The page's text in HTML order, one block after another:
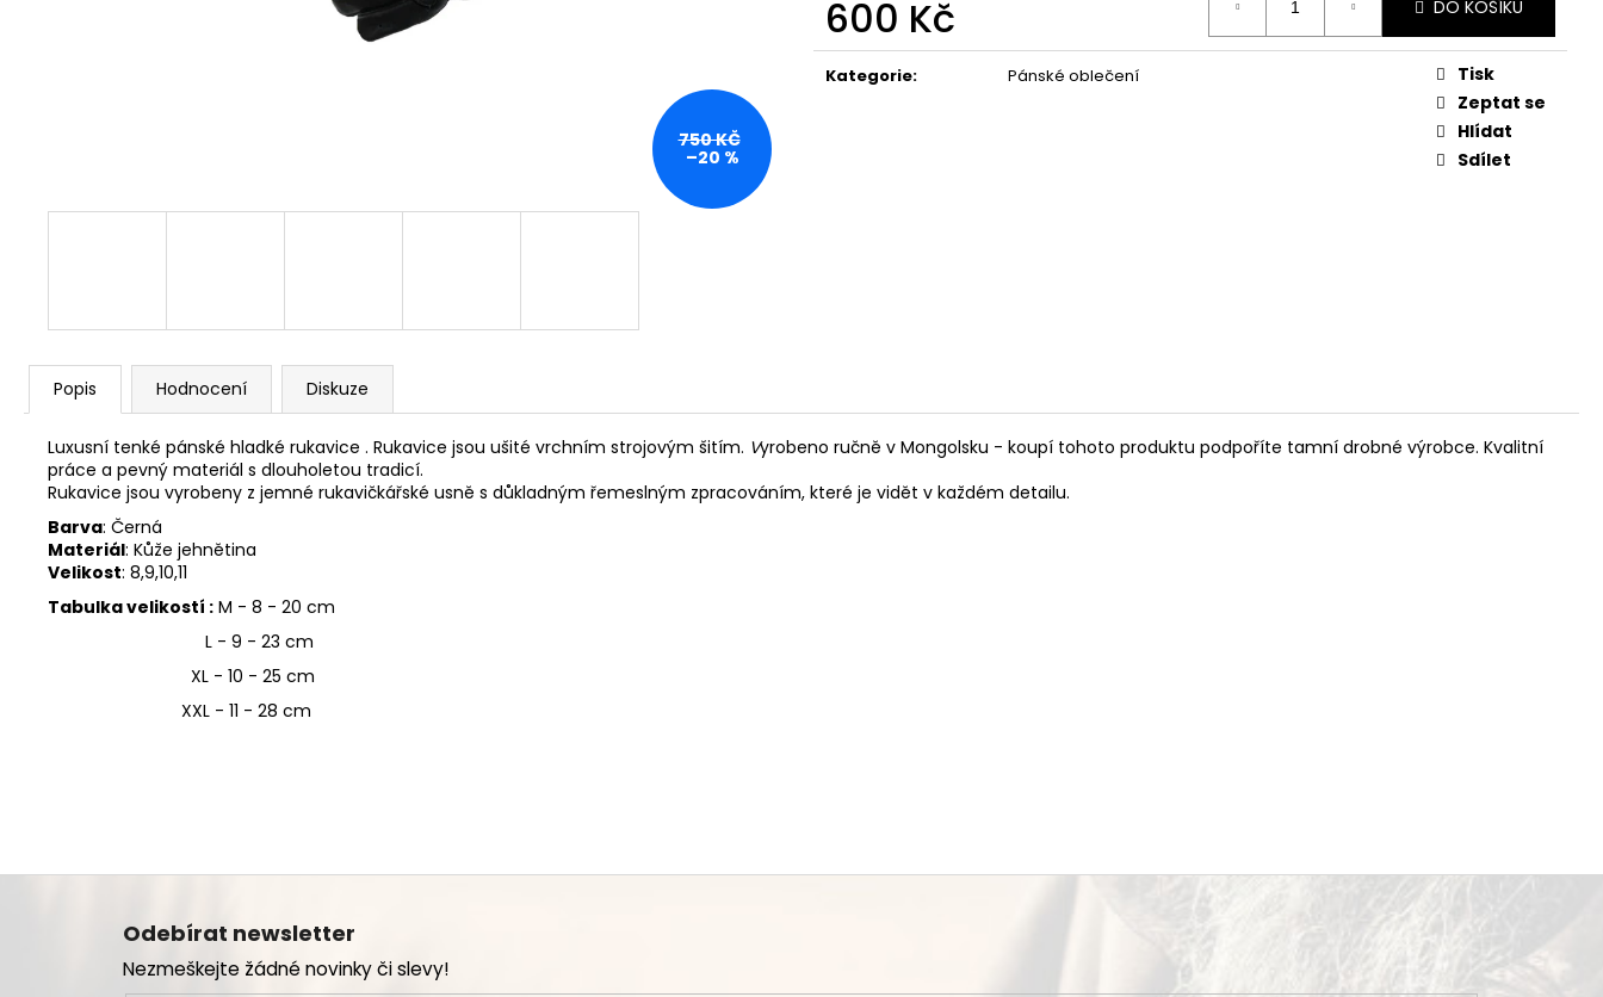
600 Kč
Měrná
cena:
DO KOŠÍKU
Kategorie: Pánské oblečení
Tisk
Zeptat se
Hlídat
Sdílet
750 KČ
–20 %
Popis Hodnocení Diskuze
Luxusní tenké pánské hladké rukavice . Rukavice jsou ušité vrchním strojovým šitím. Vyrobeno ručně v Mongolsku - koupí tohoto produktu podpoříte tamní drobné výrobce. Kvalitní
práce a pevný materiál s dlouholetou tradicí.
Rukavice jsou vyrobeny z jemné rukavičkářské usně s důkladným řemeslným zpracováním, které je vidět v každém detailu.
Barva: Černá
Materiál: Kůže jehnětina
Velikost: 8,9,10,11
Tabulka velikostí : M - 8 - 20 cm
L - 9 - 23 cm
XL - 10 - 25 cm
XXL - 11 - 28 cm
Odebírat newsletter
Nezmeškejte žádné novinky či slevy!